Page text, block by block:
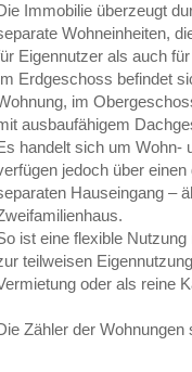
Immobilie überzeugt
Wohneinheiten,
Eigennutzer als auch
Erdgeschoss befindet
im
ausbaufähigem
handelt sich um Wohn-
jedoch über
Hauseingang –
ist eine flexible
teilweisen
oder als reine
Zähler der Wohnungen